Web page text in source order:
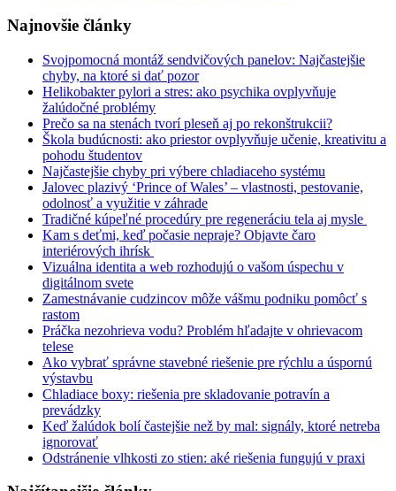
Najnovšie články
Svojpomocná montáž sendvičových panelov: Najčastejšie
chyby, na ktoré si dať pozor
Helikobakter pylori a stres: ako psychika ovplyvňuje
žalúdočné problémy
Prečo sa na stenách tvorí pleseň aj po rekonštrukcii?
Škola budúcnosti: ako priestor ovplyvňuje učenie, kreativitu a
pohodu študentov
Najčastejšie chyby pri výbere chladiaceho systému
Jalovec plazivý ‘Prince of Wales’ – vlastnosti, pestovanie,
odolnosť a využitie v záhrade
Tradičné kúpeľné procedúry pre regeneráciu tela aj mysle
Kam s deťmi, keď počasie nepraje? Objavte čaro
interiérových ihrísk
Vizuálna identita a web rozhodujú o vašom úspechu v
digitálnom svete
Zamestnávanie cudzincov môže vášmu podniku pomôcť s
rastom
Práčka nezohrieva vodu? Problém hľadajte v ohrievacom
telese
Ako vybrať správne stavebné riešenie pre rýchlu a úspornú
výstavbu
Chladiace boxy: riešenia pre skladovanie potravín a
prevádzky
Keď žalúdok bolí častejšie než by mal: signály, ktoré netreba
ignorovať
Odstránenie vlhkosti zo stien: aké riešenia fungujú v praxi